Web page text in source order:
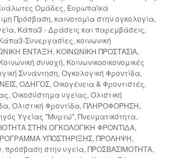
Ομάδες, Ευρωπαϊκά
Πρόσβαση,καινοτομία στην ογκολογία,
, Κάπα3 - Δράσεις και παρεμβάσεις,
Συνεργασίες,κοινωνική
ΕΝΤΑΞΗ, ΚΟΙΝΩΝΙΚΗ ΠΡΟΣΤΑΣΙΑ,
Κοινωνική συνοχή, Κοινωνικοοικονομικές
Συνάντηση,Ογκολογική Φροντίδα,
,ΟΔΗΓΟΣ,Οικογένεια & Φροντιστές,
,Οικοσύστημα υγείας,Ολιστική
,Ολιστική Φροντίδα,ΠΛΗΡΟΦΟΡΗΣΗ,
Υγείας "Μυρτώ",Πνευματικότητα,
ΣΤΗΝ ΟΓΚΟΛΟΓΙΚΗ ΦΡΟΝΤΙΔΑ,
ΥΠΟΣΤΗΡΙΞΗΣ,ΠΡΟΛΗΨΗ,
,πρόσβαση στην υγεία,ΠΡΟΣΒΑΣΙΜΟΤΗΤΑ,